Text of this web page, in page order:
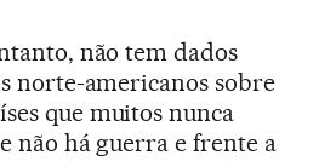
não tem dados
norte-americanos sobre
que muitos nunca
não há guerra e frente a